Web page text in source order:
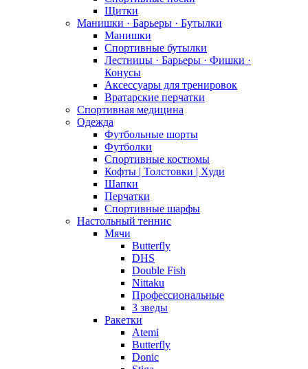
Щитки
Манишки · Барьеры · Бутылки
Манишки
Спортивные бутылки
Лестницы · Барьеры · Фишки ·
Конусы
Аксессуары для тренировок
Вратарские перчатки
Спортивная медицина
Одежда
Футбольные шорты
Футболки
Спортивные костюмы
Кофты | Толстовки | Худи
Шапки
Перчатки
Спортивные шарфы
Настольный теннис
Мячи
Butterfly
DHS
Double Fish
Nittaku
Профессиональные
3 зведы
Ракетки
Atemi
Butterfly
Donic